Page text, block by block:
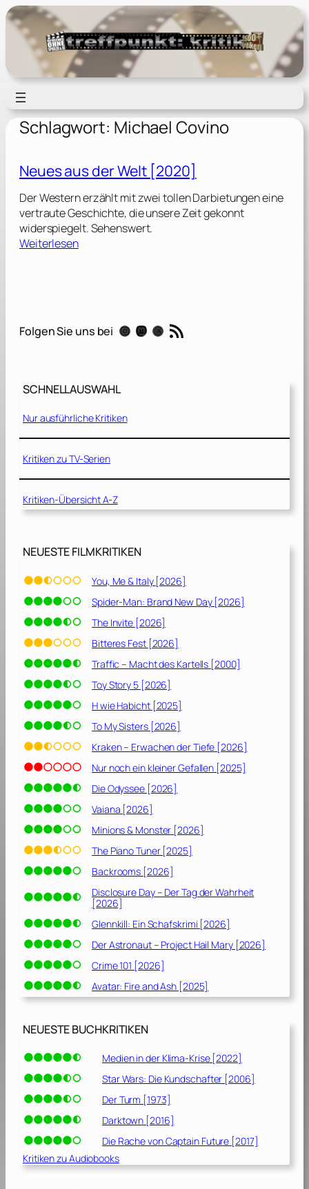
Zum
Inhalt
springen
Schlagwort: Michael Covino
Neues aus der Welt [2020]
Der Western erzählt mit zwei tollen Darbietungen eine
vertraute Geschichte, die unsere Zeit gekonnt
widerspiegelt. Sehenswert.
Weiterlesen:
a
e
W
e
l
2
0
0
Folgen Sie uns bei Instagram Mastodon Threads RSS-Feed
SCHNELLAUSWAHL
Nur ausführliche Kritiken
Kritiken zu TV-Serien
Kritiken-Übersicht A-Z
NEUESTE FILMKRITIKEN
You, Me & Italy [2026]
Spider-Man: Brand New Day [2026]
The Invite [2026]
Bitteres Fest [2026]
Traffic – Macht des Kartells [2000]
Toy Story 5 [2026]
H wie Habicht [2025]
To My Sisters [2026]
Kraken – Erwachen der Tiefe [2026]
Nur noch ein kleiner Gefallen [2025]
Die Odyssee [2026]
Vaiana [2026]
Minions & Monster [2026]
The Piano Tuner [2025]
Backrooms [2026]
Disclosure Day – Der Tag der Wahrheit
[2026]
Glennkill: Ein Schafskrimi [2026]
Der Astronaut – Project Hail Mary [2026]
Crime 101 [2026]
Avatar: Fire and Ash [2025]
NEUESTE BUCHKRITIKEN
Medien in der Klima-Krise [2022]
Star Wars: Die Kundschafter [2006]
Der Turm [1973]
Darktown [2016]
Die Rache von Captain Future [2017]
Kritiken zu Audiobooks